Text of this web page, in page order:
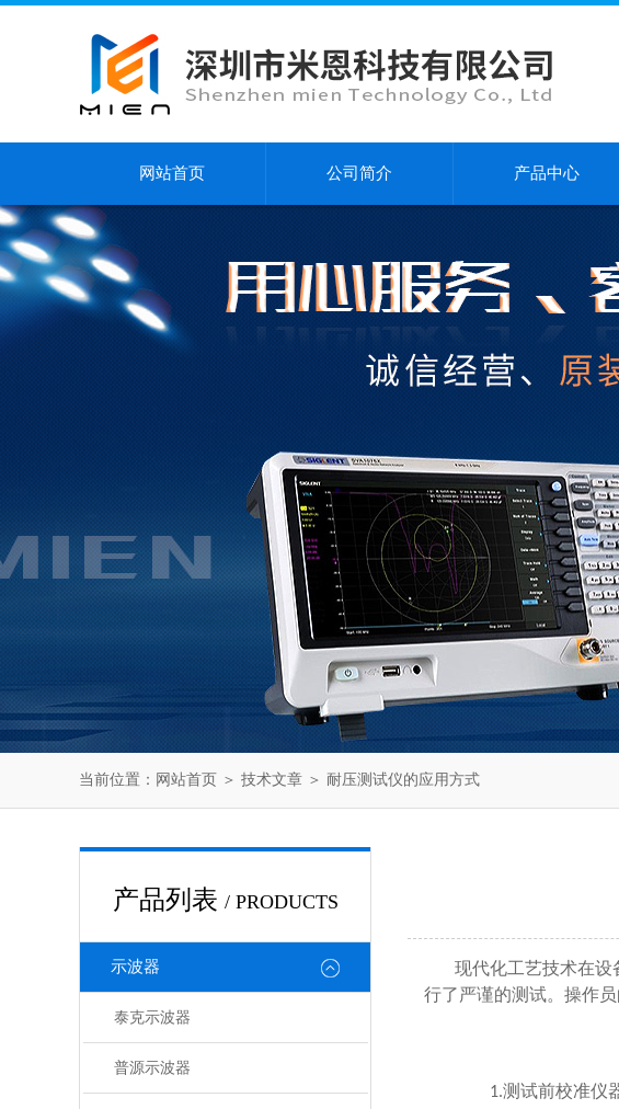
网站首页 公司简介 产品中心
当前位置： 网站首页 ＞ 技术文章 ＞ 耐压测试仪的应用方式
产品列表 / PRODUCTS
示波器
泰克示波器
普源示波器
现代化工艺技术在设
行了严谨的测试。操作
1.测试前校准仪